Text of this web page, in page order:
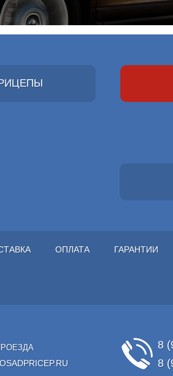
ОПЛАТА ГАРАНТИИ
8
8